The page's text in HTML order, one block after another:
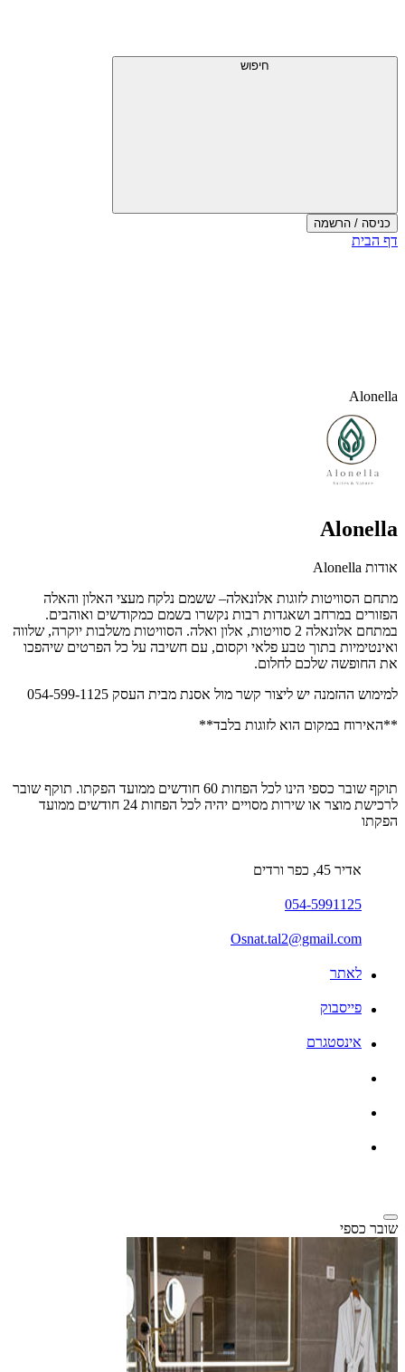
חיפוש
כניסה / הרשמה
דף הבית
Alonella
Alonella
אודות Alonella
מתחם הסוויטות לזוגות אלונאלה– ששמם נלקח מעצי האלון והאלה
הפזורים במרחב ושאגדות רבות נקשרו בשמם כמקודשים ואוהבים.
במתחם אלונאלה 2 סוויטות, אלון ואלה. הסוויטות משלבות יוקרה, שלווה
ואינטימיות בתוך טבע פלאי וקסום, עם חשיבה על כל הפרטים שיהפכו
את החופשה שלכם לחלום.
למימוש ההזמנה יש ליצור קשר מול אסנת מבית העסק 054-599-1125
**האירוח במקום הוא לזוגות בלבד**
תוקף שובר כספי הינו לכל הפחות 60 חודשים ממועד הפקתו. תוקף שובר
לרכישת מוצר או שירות מסויים יהיה לכל הפחות 24 חודשים ממועד
הפקתו
אדיר 45, כפר ורדים
054-5991125
Osnat.tal2@gmail.com
לאתר
פייסבוק
אינסטגרם
שובר כספי